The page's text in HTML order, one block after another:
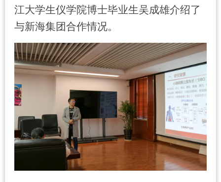
江大学生仪学院博士毕业生吴成雄介绍了
与新海集团合作情况。